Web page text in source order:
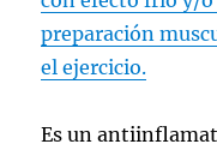
preparación
el ejercicio.
Es un